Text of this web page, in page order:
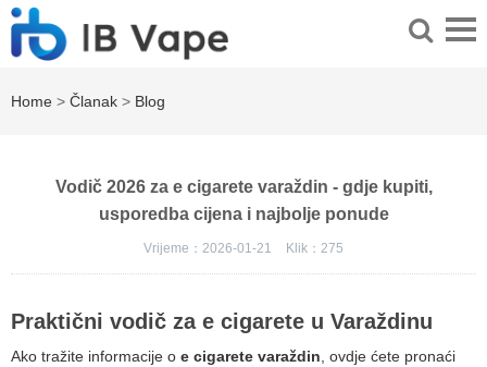
Home > Članak > Blog
Vodič 2026 za e cigarete varaždin - gdje kupiti,
usporedba cijena i najbolje ponude
Vrijeme：2026-01-21 Klik： 275
Praktični vodič za e cigarete u Varaždinu
Ako tražite informacije o e cigarete varaždin, ovdje ćete pronaći